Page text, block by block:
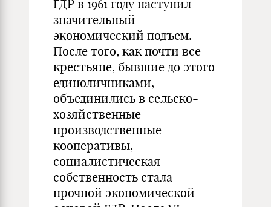
ГДР в 1961 году наступил
значительный
экономический подъем.
После того, как почти все
крестьяне, бывшие до этого
единоличниками,
объединились в сельско-
хозяйственные
производственные
кооперативы,
социалистическая
собственность стала
прочной экономической